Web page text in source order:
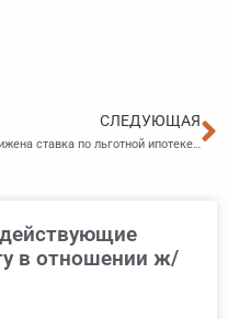
СЛЕДУЮЩАЯ
Снижена ставка по льготной ипотеке с 9 до 7 процентов
в отношении ж/